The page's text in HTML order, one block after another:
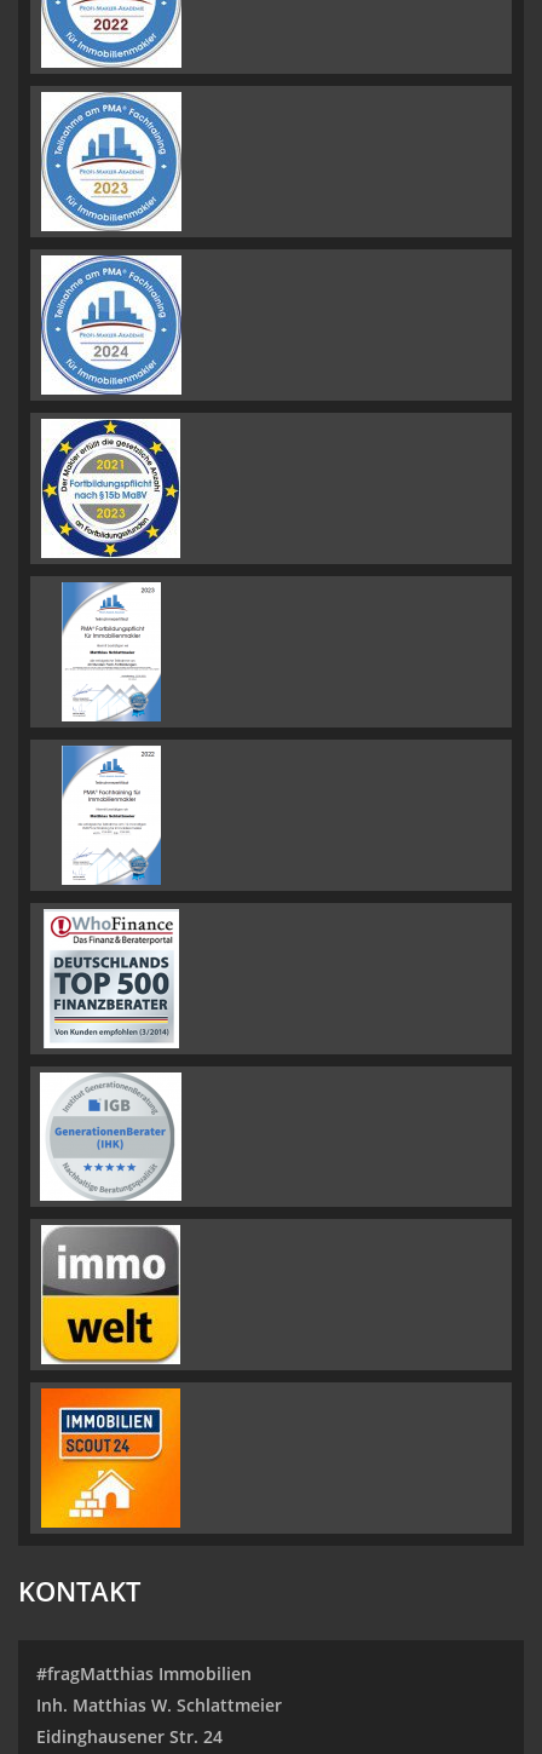
KONTAKT
#fragMatthias Immobilien
Inh. Matthias W. Schlattmeier
Eidinghausener Str. 24